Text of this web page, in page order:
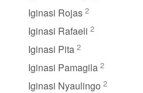
Iginasi Rojas 2
Iginasi Rafaeli 2
Iginasi Pita 2
Iginasi Pamagila 2
Iginasi Nyaulingo 2